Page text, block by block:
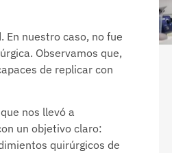
En nuestro caso, no fue
Observamos que,
de replicar con
nos llevó a
un objetivo claro:
quirúrgicos de